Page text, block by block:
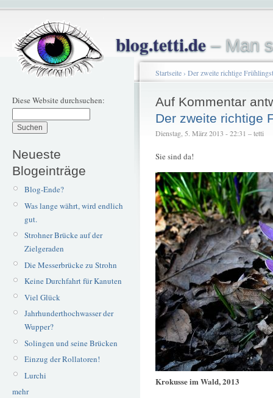
blog.tetti.de– Man
Diese Website durchsuchen:
Neueste
Blogeinträge
Blog-Ende?
Was lange währt, wird endlich
gut.
Strohner Brücke auf der
Zielgeraden
Die Messerbrücke zu Strohn
Keine Durchfahrt für Kanuten
Viel Glück
Jahrhunderthochwasser der
Wupper?
Solingen und seine Brücken
Einzug der Rollatoren!
Lurchi
mehr
Startseite› Der zweite richtige
Auf Kommentar
Der zweite richtige
Dienstag, 5. März 2013 - 22:31 – tetti
Sie sind da!
Krokusse im Wald, 2013